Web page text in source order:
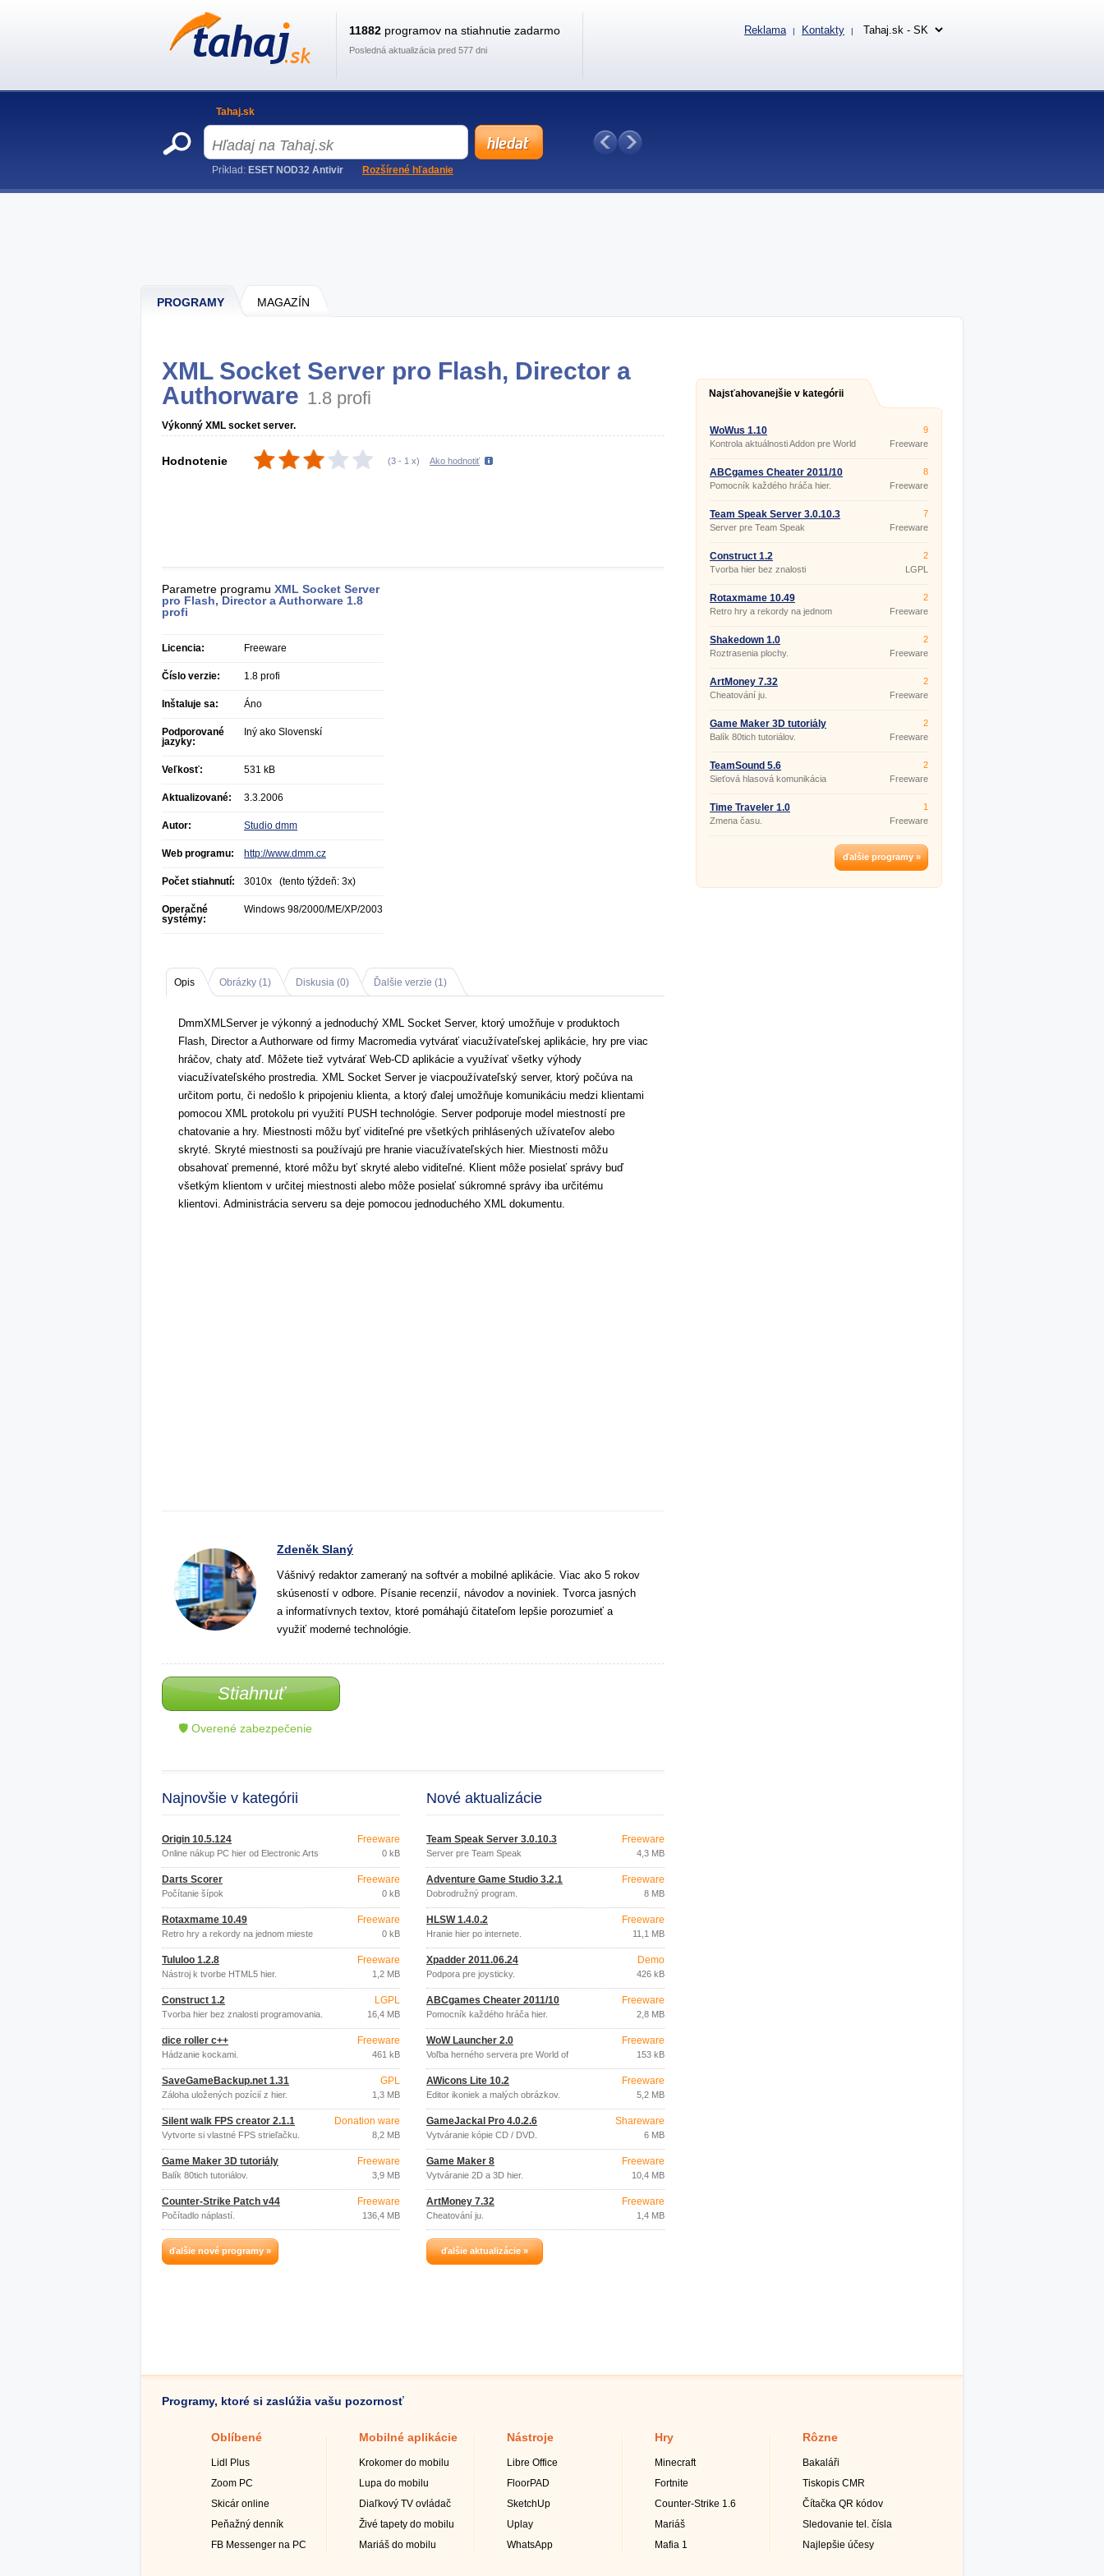
PROGRAMY MAGAZÍN
XML Socket Server pro Flash, Director a
Authorware 1.8 profi
Výkonný XML socket server.
Hodnotenie (3 - 1 x) Ako hodnotiť
Parametre programu XML Socket Server
pro Flash, Director a Authorware 1.8
profi
Licencia: Freeware
Číslo verzie: 1.8 profi
Inštaluje sa: Áno
Podporované
jazyky:
Iný ako Slovenskí
Veľkosť: 531 kB
Aktualizované: 3.3.2006
Autor: Studio dmm
Web programu: http://www.dmm.cz
Počet stiahnutí: 3010x (tento týždeň: 3x)
Operačné
systémy:
Windows 98/2000/ME/XP/2003
Opis Obrázky (1) Diskusia (0) Ďalšie verzie (1)
DmmXMLServer je výkonný a jednoduchý XML Socket Server, ktorý umožňuje v produktoch
Flash, Director a Authorware od firmy Macromedia vytvárať viacužívateľskej aplikácie, hry pre viac
hráčov, chaty atď. Môžete tiež vytvárať Web-CD aplikácie a využívať všetky výhody
viacužívateľského prostredia. XML Socket Server je viacpoužívateľský server, ktorý počúva na
určitom portu, či nedošlo k pripojeniu klienta, a ktorý ďalej umožňuje komunikáciu medzi klientami
pomocou XML protokolu pri využití PUSH technológie. Server podporuje model miestností pre
chatovanie a hry. Miestnosti môžu byť viditeľné pre všetkých prihlásených užívateľov alebo
skryté. Skryté miestnosti sa používajú pre hranie viacužívateľských hier. Miestnosti môžu
obsahovať premenné, ktoré môžu byť skryté alebo viditeľné. Klient môže posielať správy buď
všetkým klientom v určitej miestnosti alebo môže posielať súkromné správy iba určitému
klientovi. Administrácia serveru sa deje pomocou jednoduchého XML dokumentu.
Zdeněk Slaný
Vášnivý redaktor zameraný na softvér a mobilné aplikácie. Viac ako 5 rokov
skúseností v odbore. Písanie recenzií, návodov a noviniek. Tvorca jasných
a informatívnych textov, ktoré pomáhajú čitateľom lepšie porozumieť a
využiť moderné technológie.
Stiahnuť
🛡 Overené zabezpečenie
Najnovšie v kategórii
Origin 10.5.124
Online nákup PC hier od Electronic Arts
Freeware
0 kB
Darts Scorer
Počítanie šípok
Freeware
0 kB
Rotaxmame 10.49
Retro hry a rekordy na jednom mieste
Freeware
0 kB
Tululoo 1.2.8
Nástroj k tvorbe HTML5 hier.
Freeware
1,2 MB
Construct 1.2
Tvorba hier bez znalosti programovania.
LGPL
16,4 MB
dice roller c++
Hádzanie kockami.
Freeware
461 kB
SaveGameBackup.net 1.31
Záloha uložených pozícií z hier.
GPL
1,3 MB
Silent walk FPS creator 2.1.1
Vytvorte si vlastné FPS strieľačku.
Donation ware
8,2 MB
Game Maker 3D tutoriály
Balík 80tich tutoriálov.
Freeware
3,9 MB
Counter-Strike Patch v44
Počítadlo náplastí.
Freeware
136,4 MB
ďalšie nové programy »
Nové aktualizácie
Team Speak Server 3.0.10.3
Server pre Team Speak
Freeware
4,3 MB
Adventure Game Studio 3.2.1
Dobrodružný program.
Freeware
8 MB
HLSW 1.4.0.2
Hranie hier po internete.
Freeware
11,1 MB
Xpadder 2011.06.24
Podpora pre joysticky.
Demo
426 kB
ABCgames Cheater 2011/10
Pomocník každého hráča hier.
Freeware
2,8 MB
WoW Launcher 2.0
Voľba herného servera pre World of
Freeware
153 kB
AWicons Lite 10.2
Editor ikoniek a malých obrázkov.
Freeware
5,2 MB
GameJackal Pro 4.0.2.6
Vytváranie kópie CD / DVD.
Shareware
6 MB
Game Maker 8
Vytváranie 2D a 3D hier.
Freeware
10,4 MB
ArtMoney 7.32
Cheatování ju.
Freeware
1,4 MB
ďalšie aktualizácie »
Najsťahovanejšie v kategórii
WoWus 1.10
Kontrola aktuálnosti Addon pre World
9
Freeware
ABCgames Cheater 2011/10
Pomocník každého hráča hier.
8
Freeware
Team Speak Server 3.0.10.3
Server pre Team Speak
7
Freeware
Construct 1.2
Tvorba hier bez znalosti
2
LGPL
Rotaxmame 10.49
Retro hry a rekordy na jednom
2
Freeware
Shakedown 1.0
Roztrasenia plochy.
2
Freeware
ArtMoney 7.32
Cheatování ju.
2
Freeware
Game Maker 3D tutoriály
Balík 80tich tutoriálov.
2
Freeware
TeamSound 5.6
Sieťová hlasová komunikácia
2
Freeware
Time Traveler 1.0
Zmena času.
1
Freeware
ďalšie programy »
Programy, ktoré si zaslúžia vašu pozornosť
Oblíbené
Lidl Plus
Zoom PC
Skicár online
Peňažný denník
FB Messenger na PC
Mobilné aplikácie
Krokomer do mobilu
Lupa do mobilu
Diaľkový TV ovládač
Živé tapety do mobilu
Mariáš do mobilu
Nástroje
Libre Office
FloorPAD
SketchUp
Uplay
WhatsApp
Hry
Minecraft
Fortnite
Counter-Strike 1.6
Mariáš
Mafia 1
Rôzne
Bakaláři
Tiskopis CMR
Čítačka QR kódov
Sledovanie tel. čísla
Najlepšie účesy
11882 programov na stiahnutie zadarmo
Posledná aktualizácia pred 577 dni
Reklama | Kontakty |
Tahaj.sk
Príklad: ESET NOD32 Antivir Rozšírené hľadanie